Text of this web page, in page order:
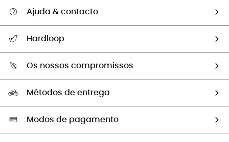
Ajuda & contacto
Devoluções e reembolsos
Guia de tamanhos
Trocas & Devoluções
Hardloop
Os nossos embaixadores
Os nossos compromissos
Seleção eco-responsável
Métodos de entrega
Modos de pagamento